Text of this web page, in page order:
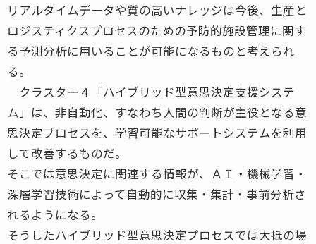
リアルタイムデータや質の高いナレッジは今後、生産と
ロジスティクスプロセスのための予防的施設管理に関す
る予測分析に用いることが可能になるものと考えられ
る。
クラスター４「ハイブリッド型意思決定支援システ
ム」は、非自動化、すなわち人間の判断が主役となる意
思決定プロセスを、学習可能なサポートシステムを利用
して改善するものだ。
そこでは意思決定に関連する情報が、ＡＩ・機械学習・
深層学習技術によって自動的に収集・集計・事前分析さ
れるようになる。
そうしたハイブリッド型意思決定プロセスでは大抵の場